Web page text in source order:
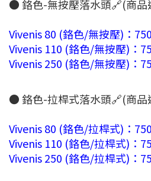
● 鉻色-無按壓落水頭🔗(商品
Vivenis 80 (鉻色/無按壓)：
Vivenis 110 (鉻色/無按壓)：
Vivenis 250 (鉻色/無按壓)：
● 鉻色-拉桿式落水頭🔗(商品
Vivenis 80 (鉻色/拉桿式)：
Vivenis 110 (鉻色/拉桿式)：
Vivenis 250 (鉻色/拉桿式)：